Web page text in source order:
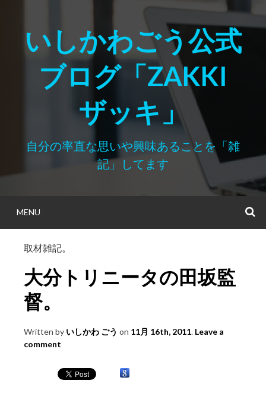
contentいしかわごう公式
ブログ「ZAKKI
ザッキ」
自分の率直な思いや興味あることを「雑
記」してます
MENU
取材雑記。
大分トリニータの田坂監
督。
Written by いしかわ ごう on 11月 16th, 2011. Leave a
comment